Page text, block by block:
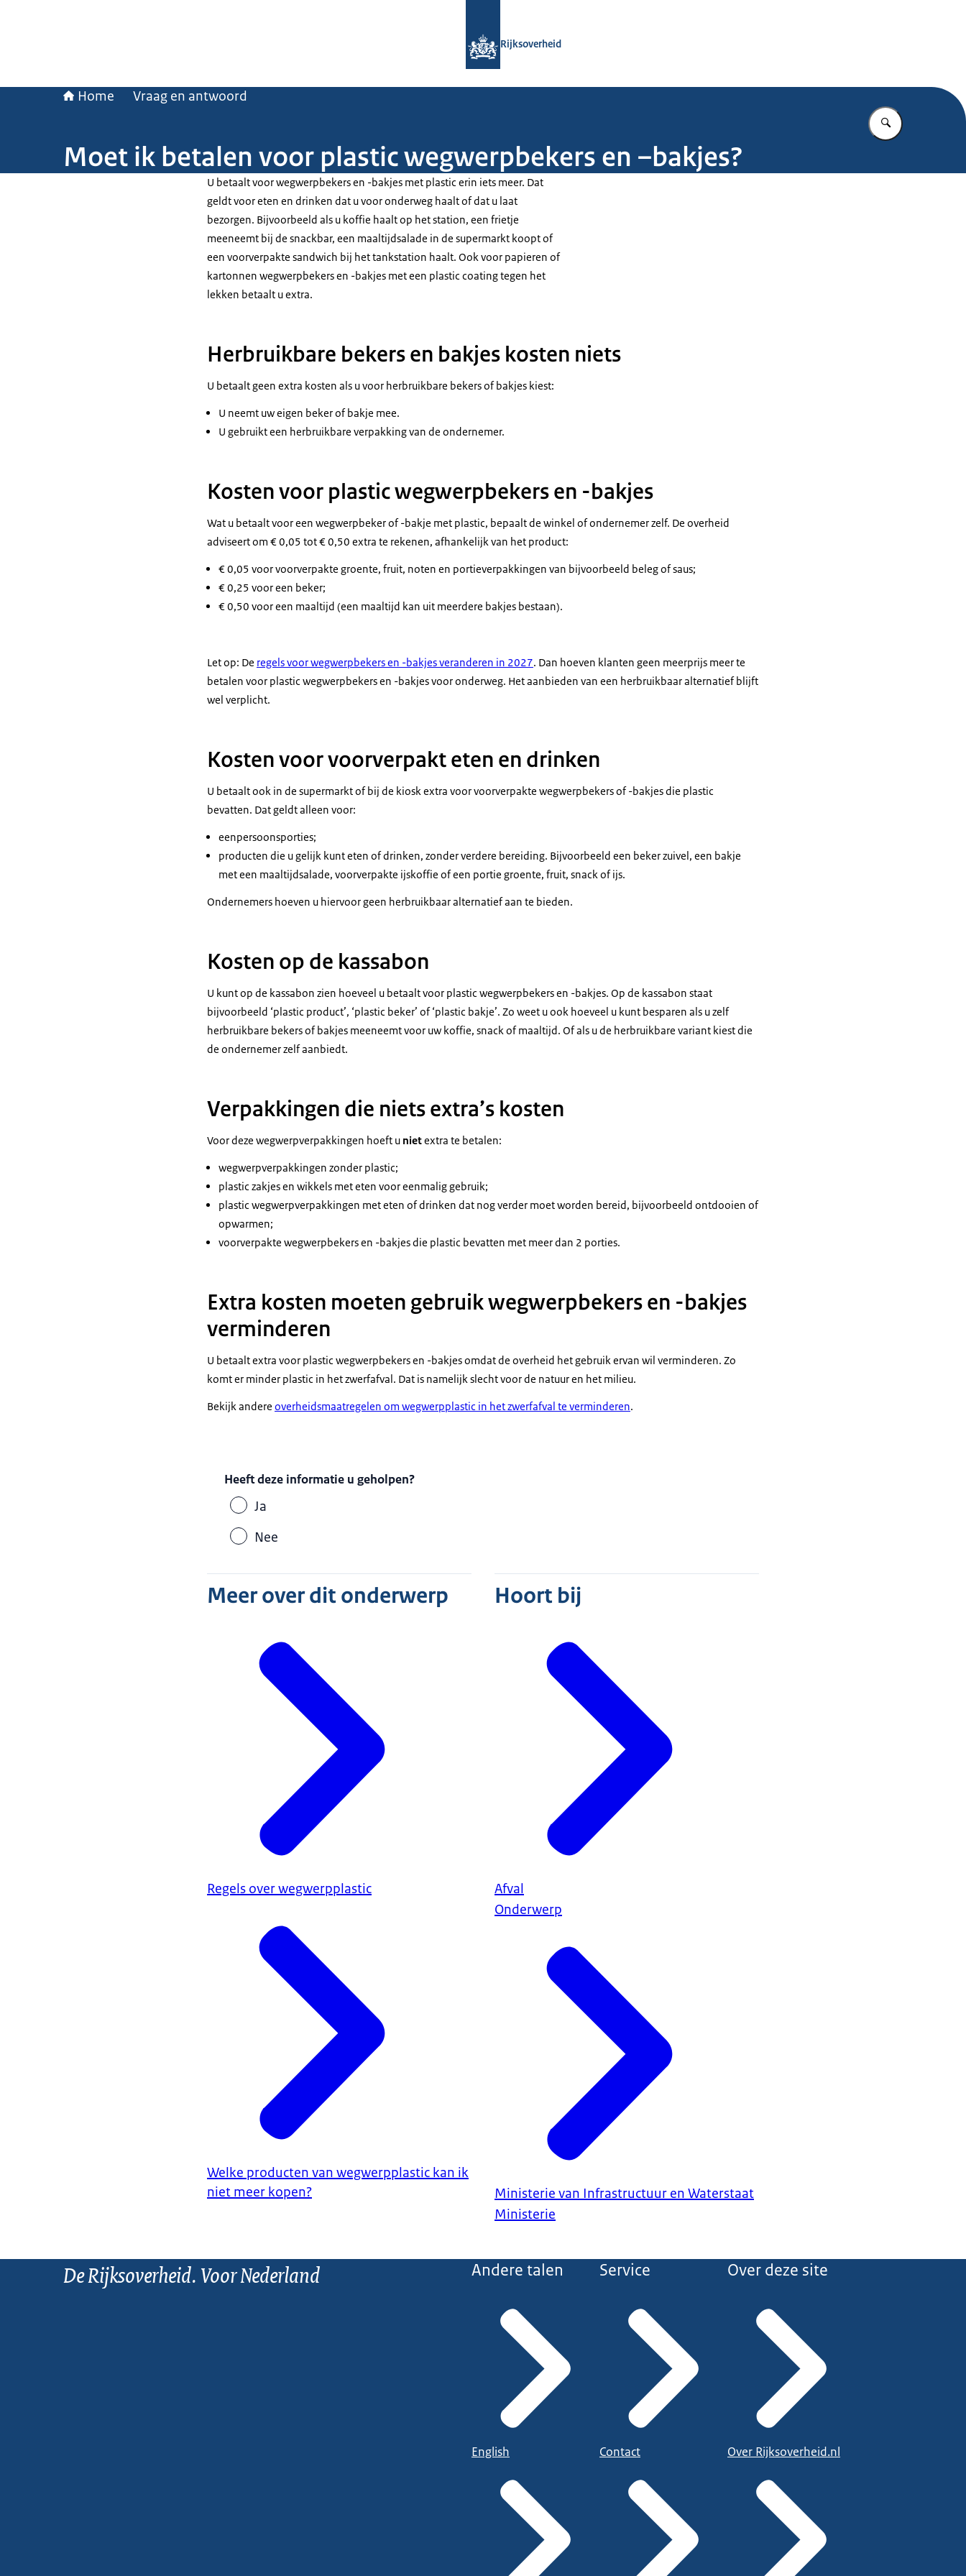
Rijksoverheid
Home Vraag en antwoord
Vul in wat u
Moet ik betalen voor plastic wegwerpbekers en –bakjes?
U betaalt voor wegwerpbekers en -bakjes met plastic erin iets meer. Dat
geldt voor eten en drinken dat u voor onderweg haalt of dat u laat
bezorgen. Bijvoorbeeld als u koffie haalt op het station, een frietje
meeneemt bij de snackbar, een maaltijdsalade in de supermarkt koopt of
een voorverpakte sandwich bij het tankstation haalt. Ook voor papieren of
kartonnen wegwerpbekers en -bakjes met een plastic coating tegen het
lekken betaalt u extra.
Herbruikbare bekers en bakjes kosten niets
U betaalt geen extra kosten als u voor herbruikbare bekers of bakjes kiest:
U neemt uw eigen beker of bakje mee.
U gebruikt een herbruikbare verpakking van de ondernemer.
Kosten voor plastic wegwerpbekers en -bakjes
Wat u betaalt voor een wegwerpbeker of -bakje met plastic, bepaalt de winkel of ondernemer zelf. De overheid
adviseert om € 0,05 tot € 0,50 extra te rekenen, afhankelijk van het product:
€ 0,05 voor voorverpakte groente, fruit, noten en portieverpakkingen van bijvoorbeeld beleg of saus;
€ 0,25 voor een beker;
€ 0,50 voor een maaltijd (een maaltijd kan uit meerdere bakjes bestaan).
Let op: De regels voor wegwerpbekers en -bakjes veranderen in 2027. Dan hoeven klanten geen meerprijs meer te
betalen voor plastic wegwerpbekers en -bakjes voor onderweg. Het aanbieden van een herbruikbaar alternatief blijft
wel verplicht.
Kosten voor voorverpakt eten en drinken
U betaalt ook in de supermarkt of bij de kiosk extra voor voorverpakte wegwerpbekers of -bakjes die plastic
bevatten. Dat geldt alleen voor:
eenpersoonsporties;
producten die u gelijk kunt eten of drinken, zonder verdere bereiding. Bijvoorbeeld een beker zuivel, een bakje
met een maaltijdsalade, voorverpakte ijskoffie of een portie groente, fruit, snack of ijs.
Ondernemers hoeven u hiervoor geen herbruikbaar alternatief aan te bieden.
Kosten op de kassabon
U kunt op de kassabon zien hoeveel u betaalt voor plastic wegwerpbekers en -bakjes. Op de kassabon staat
bijvoorbeeld ‘plastic product’, ‘plastic beker’ of ‘plastic bakje’. Zo weet u ook hoeveel u kunt besparen als u zelf
herbruikbare bekers of bakjes meeneemt voor uw koffie, snack of maaltijd. Of als u de herbruikbare variant kiest die
de ondernemer zelf aanbiedt.
Verpakkingen die niets extra’s kosten
Voor deze wegwerpverpakkingen hoeft u nietextra te betalen:
wegwerpverpakkingen zonder plastic;
plastic zakjes en wikkels met eten voor eenmalig gebruik;
plastic wegwerpverpakkingen met eten of drinken dat nog verder moet worden bereid, bijvoorbeeld ontdooien of
opwarmen;
voorverpakte wegwerpbekers en -bakjes die plastic bevatten met meer dan 2 porties.
Extra kosten moeten gebruik wegwerpbekers en -bakjes
verminderen
U betaalt extra voor plastic wegwerpbekers en -bakjes omdat de overheid het gebruik ervan wil verminderen. Zo
komt er minder plastic in het zwerfafval. Dat is namelijk slecht voor de natuur en het milieu.
Bekijk andere overheidsmaatregelen om wegwerpplastic in het zwerfafval te verminderen.
Heeft deze informatie u geholpen?
Ja
Nee
Meer over dit onderwerp
Regels over wegwerpplastic
Welke producten van wegwerpplastic kan ik
niet meer kopen?
Hoort bij
Afval
Onderwerp
Ministerie van Infrastructuur en Waterstaat
Ministerie
De Rijksoverheid. Voor Nederland Andere talen
English
Service
Contact
Over deze site
Over Rijksoverheid.nl